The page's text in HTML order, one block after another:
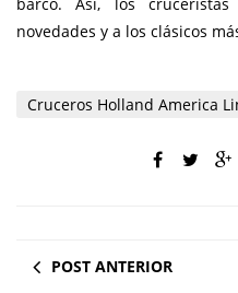
novedades y a los clásicos
Cruceros Holland America
POST ANTERIOR